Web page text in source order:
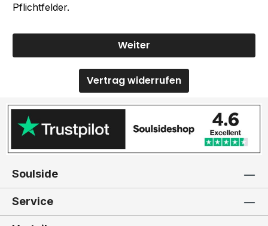
Pflichtfelder.
Weiter
Vertrag widerrufen
Soulside
Service